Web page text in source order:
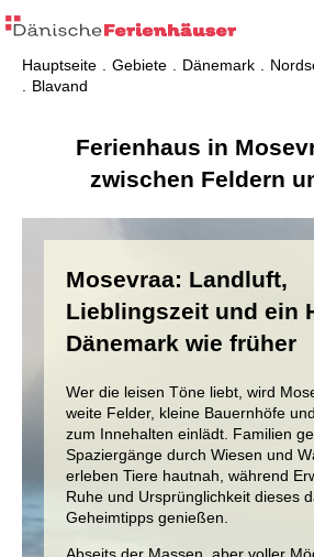
Hauptseite Gebiete Dänemark
Blavand
Ferienhaus in
zwischen Feldern
Mosevraa: Landluft,
Lieblingszeit und ein
Dänemark wie früher
Wer die leisen Töne liebt, wird
weite Felder, kleine Bauernhöfe
zum Innehalten einlädt. Familien
Spaziergänge durch Wiesen und
erleben Tiere hautnah, während
Ruhe und Ursprünglichkeit dieses
Geheimtipps genießen.